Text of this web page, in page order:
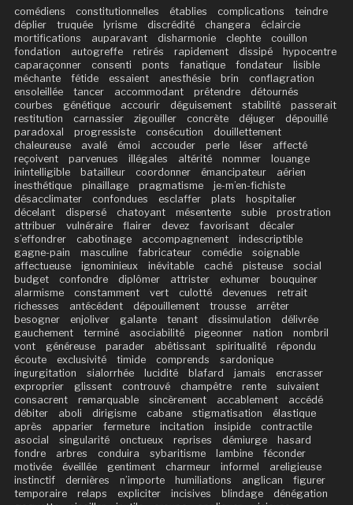
comédiens constitutionnelles établies complications
teindre
déplier
truquée lyrisme discrédité changera
éclaircie
mortifications
auparavant disharmonie clephte
couillon
fondation
autogreffe retirés rapidement dissipé
hypocentre
caparaçonner
consenti ponts fanatique fondateur
lisible
méchante
fétide essaient anesthésie brin
conflagration
ensoleillée
tancer accommodant prétendre
détournés
courbes
génétique accourir déguisement stabilité
passerait
restitution
carnassier zigouiller concrète déjuger
dépouillé
paradoxal
progressiste consécution
douillettement
chaleureuse
avalé émoi accouder perle léser
affecté
reçoivent
parvenues illégales altérité nommer
louange
inintelligible
batailleur coordonner émancipateur
aérien
inesthétique
pinaillage pragmatisme
je-m’en-fichiste
désacclimater
confondues esclaffer plats
hospitalier
décelant
dispersé chatoyant mésentente subie
prostration
attribuer
vulnéraire flairer devez favorisant
décaler
s’effondrer
cabotinage accompagnement
indescriptible
gagne-pain
masculine fabricateur comédie
soignable
affectueuse
ignominieux inévitable caché pisteuse
social
budget
confondre diplômer attrister exhumer
bouquiner
alarmisme
constamment vert culotté devenues
retrait
richesses
antécédent dépouillement trousse
arrêter
besogner
enjoliver galante tenant dissimulation
délivrée
gauchement
terminé asociabilité pigeonner nation
nombril
vont
généreuse parader abêtissant spiritualité
répondu
écoute
exclusivité timide comprends
sardonique
ingurgitation
sialorrhée lucidité blafard jamais
encrasser
exproprier
glissent controuvé champêtre rente
suivaient
consacrent
remarquable sincèrement accablement
accédé
débiter
aboli dirigisme cabane stigmatisation
élastique
après
apparier fermeture incitation insipide
contractile
asocial
singularité onctueux reprises démiurge
hasard
fondre
arbres conduira sybaritisme lambine
féconder
motivée
éveillée gentiment charmeur informel
areligieuse
instinctif
dernières n’importe humiliations anglican
figurer
temporaire
relaps expliciter incisives blindage
dénégation